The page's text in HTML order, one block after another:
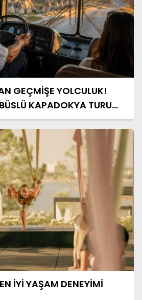
GEÇMİŞE YOLCULUK!
KAPADOKYA TURU
İYİ YAŞAM DENEYİMİ